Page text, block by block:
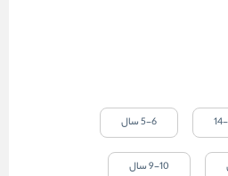
5-6 سال
9-10 سال